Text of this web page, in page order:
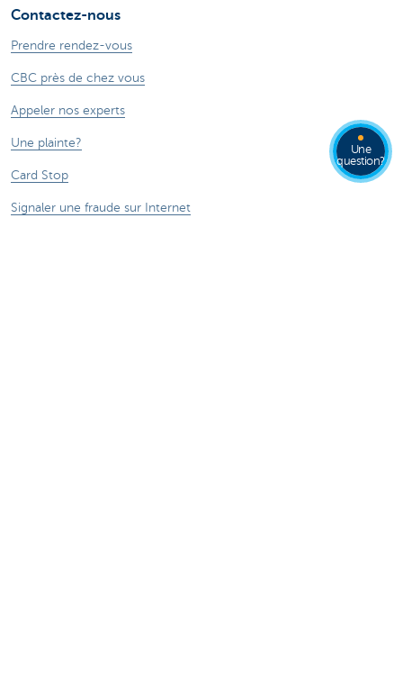
Contactez-nous
Prendre rendez-vous
CBC près de chez vous
Appeler nos experts
Une plainte?
Card Stop
Signaler une fraude sur Internet
Une
question?